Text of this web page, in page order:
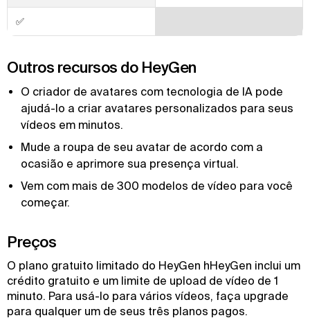
✅
Outros recursos do HeyGen
O criador de avatares com tecnologia de IA pode
ajudá-lo a criar avatares personalizados para seus
vídeos em minutos.
Mude a roupa de seu avatar de acordo com a
ocasião e aprimore sua presença virtual.
Vem com mais de 300 modelos de vídeo para você
começar.
Preços
O plano gratuito limitado do HeyGen hHeyGen inclui um
crédito gratuito e um limite de upload de vídeo de 1
minuto. Para usá-lo para vários vídeos, faça upgrade
para qualquer um de seus três planos pagos.